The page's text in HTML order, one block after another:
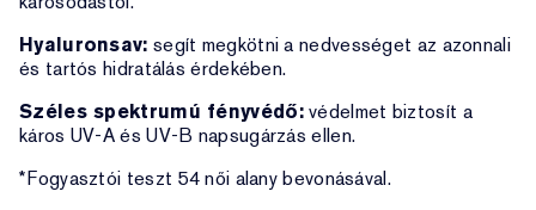
Hyaluronsav: segít megkötni a nedvességet az azonnali
és tartós hidratálás érdekében.
Széles spektrumú fényvédő:védelmet biztosít a
káros UV-A és UV-B napsugárzás ellen.
*Fogyasztói teszt 54 női alany bevonásával.